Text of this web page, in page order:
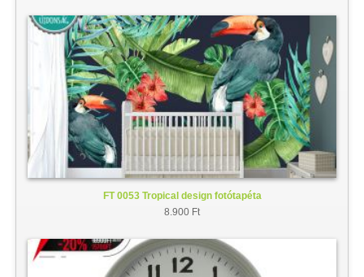
FT 0053 Tropical design fotótapéta
8.900 Ft